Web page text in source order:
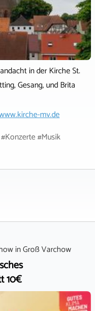
in der Kirche St.
Gesang, und Brita
mv.de
#Musik
inGroß Varchow
10€